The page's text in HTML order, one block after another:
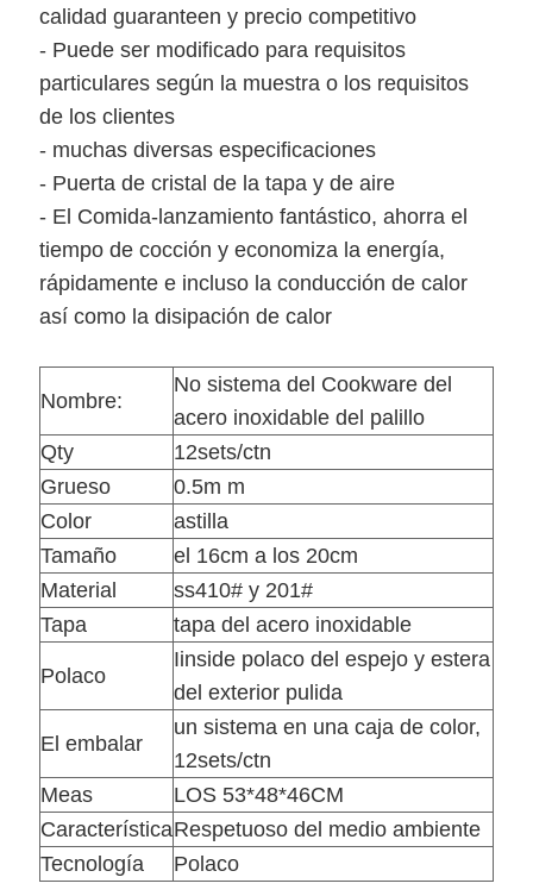
calidad guaranteen y precio competitivo
- Puede ser modificado para requisitos
particulares según la muestra o los requisitos
de los clientes
- muchas diversas especificaciones
- Puerta de cristal de la tapa y de aire
- El Comida-lanzamiento fantástico, ahorra el
tiempo de cocción y economiza la energía,
rápidamente e incluso la conducción de calor
así como la disipación de calor
Nombre:
No sistema del Cookware del
acero inoxidable del palillo
Qty
12sets/ctn
Grueso
0.5m m
Color
astilla
Tamaño
el 16cm a los 20cm
Material
ss410# y 201#
Tapa
tapa del acero inoxidable
Polaco
Iinside polaco del espejo y estera
del exterior pulida
El embalar
un sistema en una caja de color,
12sets/ctn
Meas
LOS 53*48*46CM
CaracterísticaRespetuoso del medio ambiente
Tecnología
Polaco